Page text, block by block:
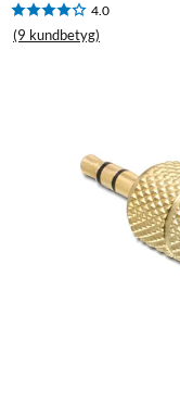
4.0
(9 kundbetyg)